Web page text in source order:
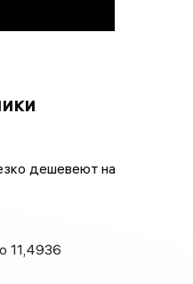
дешевеют на
11,4936